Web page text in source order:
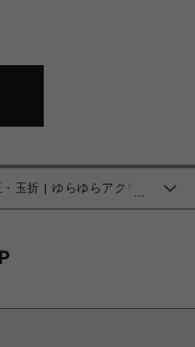
玉折 | ゆらゆらアクリ